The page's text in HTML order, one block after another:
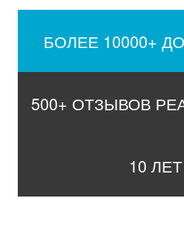
БОЛЕЕ 10000+
500+ ОТЗЫВОВ
10